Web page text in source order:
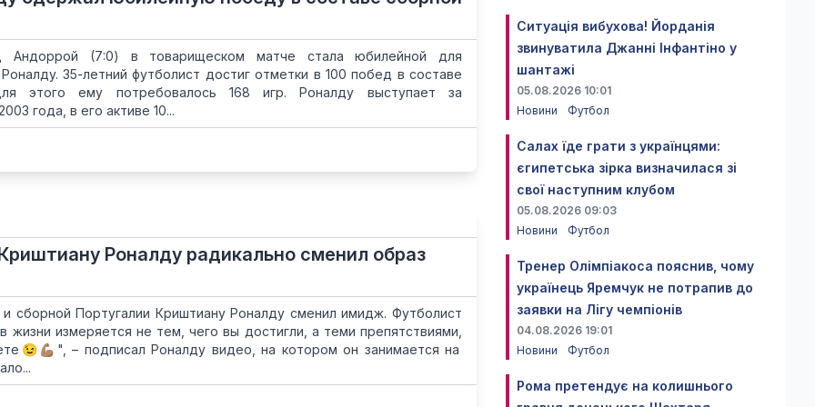
Андоррой (7:0) в товарищеском матче стала юбилейной для
35-летний футболист достиг отметки в 100 побед в составе
этого ему потребовалось 168 игр. Роналду выступает за
года, в его активе 10...
Роналду радикально сменил образ
сборной Португалии Криштиану Роналду сменил имидж. Футболист
жизни измеряется не тем, чего вы достигли, а теми препятствиями,
– подписал Роналду видео, на котором он занимается на
Ситуація вибухова! Йорданія
звинуватила Джанні Інфантіно у
шантажі
05.08.2026 10:01
Новини
Футбол
Салах їде грати з українцями:
єгипетська зірка визначилася зі
свої наступним клубом
05.08.2026 09:03
Новини
Футбол
Тренер Олімпіакоса пояснив, чому
українець Яремчук не потрапив до
заявки на Лігу чемпіонів
04.08.2026 19:01
Новини
Футбол
Рома претендує на колишнього